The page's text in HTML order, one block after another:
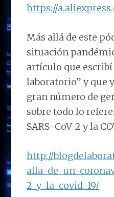
https://
Más allá de este
situación
artículo que escribí
laboratorio” y que
gran número de
sobre todo lo
SARS-CoV-2 y la
http://
alla-de-un-
2-y-la-covid-19/